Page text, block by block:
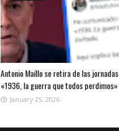
Antonio Maíllo se retira de las jornadas
«1936, la guerra que todos perdimos»
January 25, 2026